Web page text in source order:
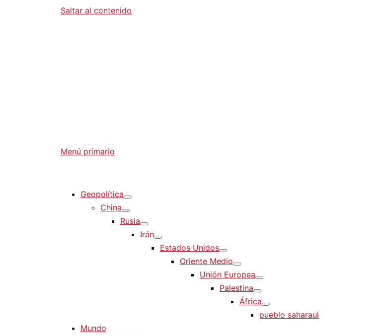
Saltar al contenido
Menú primario
Geopolítica
China
Rusia
Irán
Estados Unidos
Oriente Medio
Unión Europea
Palestina
África
pueblo saharaui
Mundo